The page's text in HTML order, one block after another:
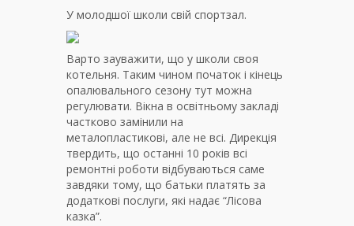
У молодшої школи свій спортзал.
Варто зауважити, що у школи своя
котельня. Таким чином початок і кінець
опалювального сезону тут можна
регулювати. Вікна в освітньому закладі
частково замінили на
металопластикові, але не всі. Дирекція
твердить, що останні 10 років всі
ремонтні роботи відбуваються саме
завдяки тому, що батьки платять за
додаткові послуги, які надає “Лісова
казка”.